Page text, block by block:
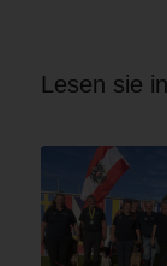
Lesen sie